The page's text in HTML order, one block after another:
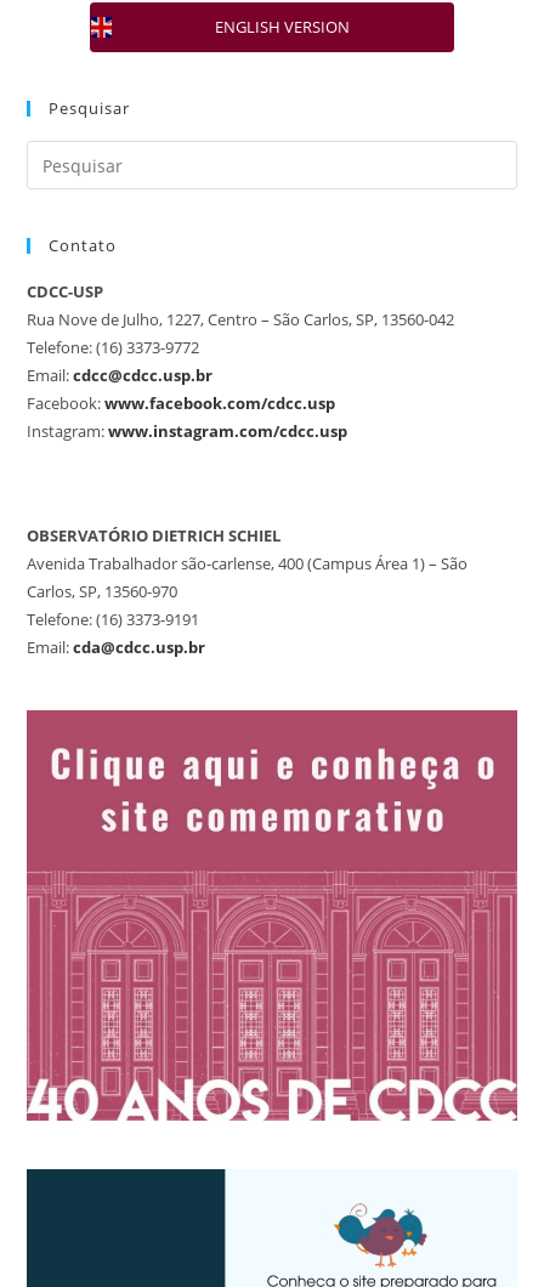
ENGLISH VERSION
Pesquisar
Contato
CDCC-USP
Rua Nove de Julho, 1227, Centro – São Carlos, SP, 13560-042
Telefone: (16) 3373-9772
Email:cdcc@cdcc.usp.br
Facebook:www.facebook.com/cdcc.usp
Instagram:www.instagram.com/cdcc.usp
OBSERVATÓRIO DIETRICH SCHIEL
Avenida Trabalhador são-carlense, 400 (Campus Área 1) – São
Carlos, SP, 13560-970
Telefone: (16) 3373-9191
Email:cda@cdcc.usp.br